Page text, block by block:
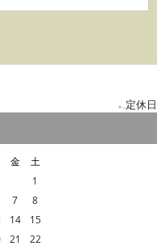
■
定休日
金
土
1
7
8
14
15
21
22